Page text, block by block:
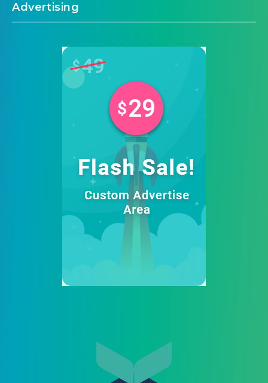
Advertising